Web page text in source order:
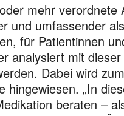
mehr
und umfassender
für Patientinnen
analysiert mit
Dabei wird
„In
beraten –